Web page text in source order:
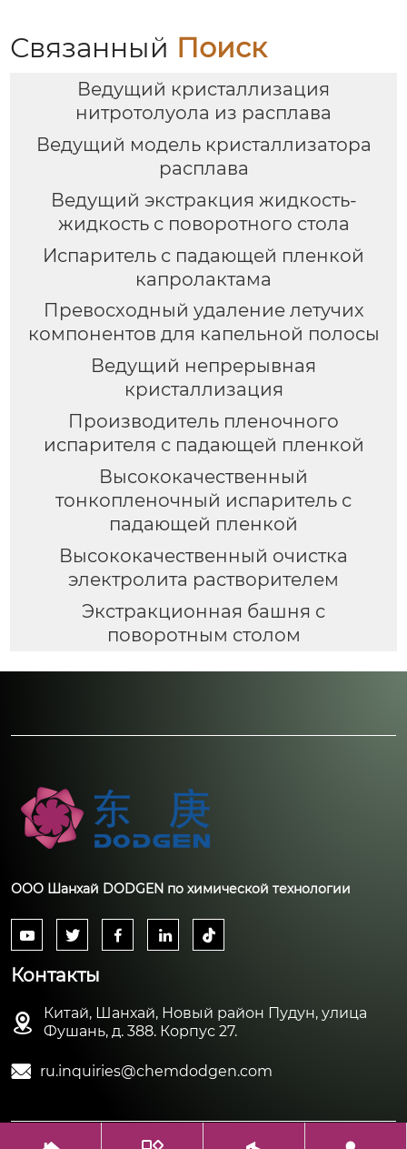
Связанный Поиск
Ведущий кристаллизация
нитротолуола из расплава
Ведущий модель кристаллизатора
расплава
Ведущий экстракция жидкость-
жидкость с поворотного стола
Испаритель с падающей пленкой
капролактама
Превосходный удаление летучих
компонентов для капельной полосы
Ведущий непрерывная
кристаллизация
Производитель пленочного
испарителя с падающей пленкой
Высококачественный
тонкопленочный испаритель с
падающей пленкой
Высококачественный очистка
электролита растворителем
Экстракционная башня с
поворотным столом
ООО Шанхай DODGEN по химической технологии
    
Контакты

Китай, Шанхай, Новый район Пудун, улица
Фушань, д. 388. Корпус 27.
 ru.inquiries@chemdodgen.com